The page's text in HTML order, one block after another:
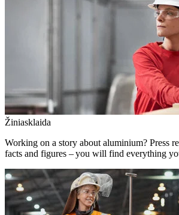
Žiniasklaida
Working on a story about aluminium? Press
facts and figures – you will find everything